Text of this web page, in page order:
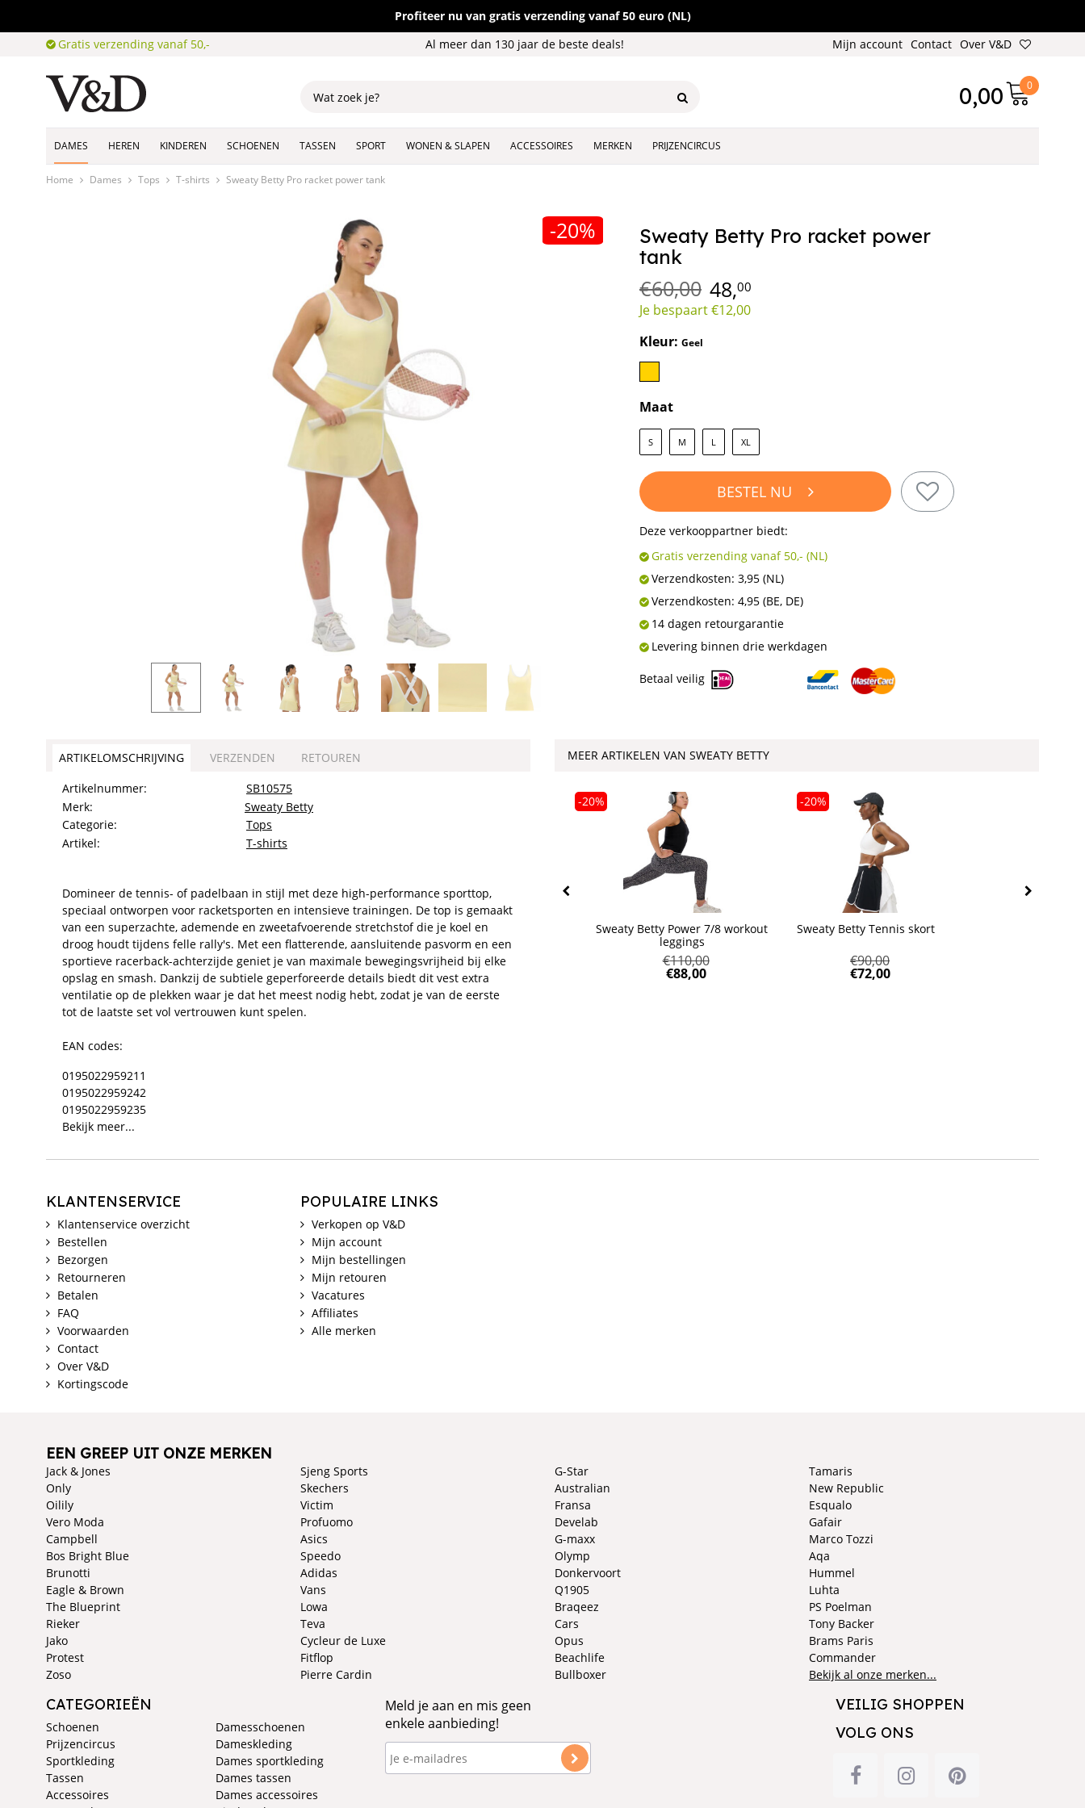
Profiteer nu van gratis verzending vanaf 50 euro (NL)
Gratis verzending vanaf 50,-
Mijn account Contact Over V&D
Al meer dan 130 jaar de beste deals!
0
0,00
DAMES HEREN KINDEREN SCHOENEN TASSEN SPORT WONEN & SLAPEN ACCESSOIRES MERKEN PRIJZENCIRCUS
Home Dames Tops T-shirts Sweaty Betty Pro racket power tank
-20%
Sweaty Betty Pro racket power
tank
€60,00 48,00
Je bespaart€12,00
Kleur: Geel
Maat
S M L XL
BESTEL NU
Deze verkooppartner biedt:
Gratis verzending vanaf 50,- (NL)
Verzendkosten: 3,95 (NL)
Verzendkosten: 4,95 (BE, DE)
14 dagen retourgarantie
Levering binnen drie werkdagen
Betaal veilig
ARTIKELOMSCHRIJVING VERZENDEN
RETOUREN
Artikelnummer:
SB10575
Merk:
Sweaty Betty
Categorie:
Tops
Artikel:
T-shirts
Domineer de tennis- of padelbaan in stijl met deze high-performance sporttop,
speciaal ontworpen voor racketsporten en intensieve trainingen. De top is gemaakt
van een superzachte, ademende en zweetafvoerende stretchstof die je koel en
droog houdt tijdens felle rally's. Met een flatterende, aansluitende pasvorm en een
sportieve racerback-achterzijde geniet je van maximale bewegingsvrijheid bij elke
opslag en smash. Dankzij de subtiele geperforeerde details biedt dit vest extra
ventilatie op de plekken waar je dat het meest nodig hebt, zodat je van de eerste
tot de laatste set vol vertrouwen kunt spelen.
EAN codes:
0195022959211
0195022959242
0195022959235
Bekijk meer...
MEER ARTIKELEN VAN SWEATY BETTY
Sweaty Betty Athlete seamless mid
length racer tank
€50,00
€40,00
Sweaty Betty Athlete featherweight
seamless t-shirt
€55,00
€44,00
-20%
Sweaty Betty Power 7/8 workout
leggings
€110,00
€88,00
-20%
Sweaty Betty Tennis skort
€90,00
€72,00
KLANTENSERVICE
Klantenservice overzicht
Bestellen
Bezorgen
Retourneren
Betalen
FAQ
Voorwaarden
Contact
Over V&D
Kortingscode
POPULAIRE LINKS
Verkopen op V&D
Mijn account
Mijn bestellingen
Mijn retouren
Vacatures
Affiliates
Alle merken
EEN GREEP UIT ONZE MERKEN
Jack & Jones
Only
Oilily
Vero Moda
Campbell
Bos Bright Blue
Brunotti
Eagle & Brown
The Blueprint
Rieker
Jako
Protest
Zoso
Sjeng Sports
Skechers
Victim
Profuomo
Asics
Speedo
Adidas
Vans
Lowa
Teva
Cycleur de Luxe
Fitflop
Pierre Cardin
G-Star
Australian
Fransa
Develab
G-maxx
Olymp
Donkervoort
Q1905
Braqeez
Cars
Opus
Beachlife
Bullboxer
Tamaris
New Republic
Esqualo
Gafair
Marco Tozzi
Aqa
Hummel
Luhta
PS Poelman
Tony Backer
Brams Paris
Commander
Bekijk al onze merken...
CATEGORIEËN
Schoenen
Prijzencircus
Sportkleding
Tassen
Accessoires
Damesschoenen
Dameskleding
Dames sportkleding
Dames tassen
Dames accessoires
Meld je aan en mis geen
enkele aanbieding!
VEILIG SHOPPEN
VOLG ONS